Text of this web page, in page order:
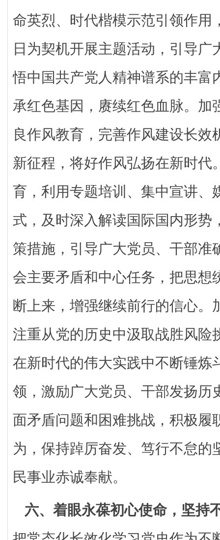
命英烈、时代楷模示范引领作用
日为契机开展主题活动，引导广
悟中国共产党人精神谱系的丰富
承红色基因，赓续红色血脉。加
良作风教育，完善作风建设长效
新征程，将好作风弘扬在新时代
育，利用专题培训、集中宣讲、
式，及时深入解读国际国内形势
策措施，引导广大党员、干部准
会主要矛盾和中心任务，把思想
断上来，增强继续前行的信心。
注重从党的历史中汲取战胜风险
在新时代的伟大实践中不断锤炼
领，激励广大党员、干部发扬历
面矛盾问题和困难挑战，积极履
为，保持踔厉奋发、笃行不怠的
民事业赤诚奉献。
六、着眼永葆初心使命，坚持